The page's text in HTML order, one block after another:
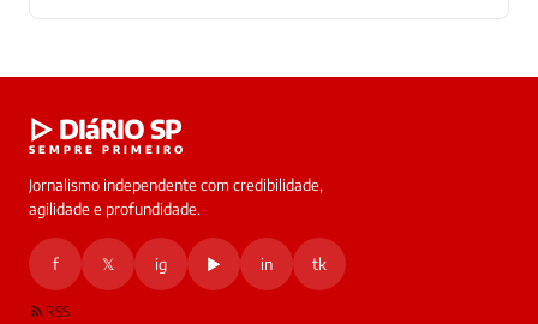
online
▷ DIáRIO SP
SEMPRE PRIMEIRO
Jornalismo independente com credibilidade,
agilidade e profundidade.
f 𝕏 ig ▶ in tk
RSS